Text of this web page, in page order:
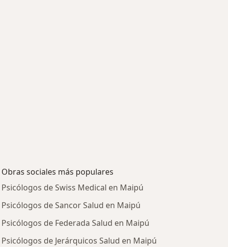
Obras sociales más populares
Psicólogos de Swiss Medical en Maipú
Psicólogos de Sancor Salud en Maipú
Psicólogos de Federada Salud en Maipú
Psicólogos de Jerárquicos Salud en Maipú